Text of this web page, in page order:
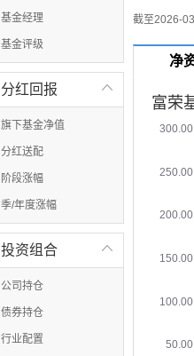
基金经理
基金评级

分红回报
旗下基金净值
分红送配
阶段涨幅
季/年度涨幅

投资组合
公司持仓
债券持仓
行业配置
截至2026-
净
50.00
100.00
150.00
200.00
250.00
300.00
富荣